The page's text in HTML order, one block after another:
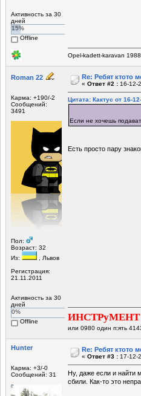
Активность за 30
дней
15%
Offline
Opel-kadett-karavan
Roman 22
Карма: +190/-2
Сообщений:
3491
Пол:
Возраст: 32
Из:
, Львов
Регистрация:
21.11.2011
Активность за 30
дней
0%
Offline
Re: Ребят ктото
« Ответ #2 : 16-12-
Цитата: Кактус от 16-
Если не хочешь
Есть просто пару
или 0980 один п:ять
Hunter
Карма: +3/-0
Сообщений: 31
Re: Ребят ктото
« Ответ #3 : 17-12-
Ну, даже если и найти
сбили. Как-то это